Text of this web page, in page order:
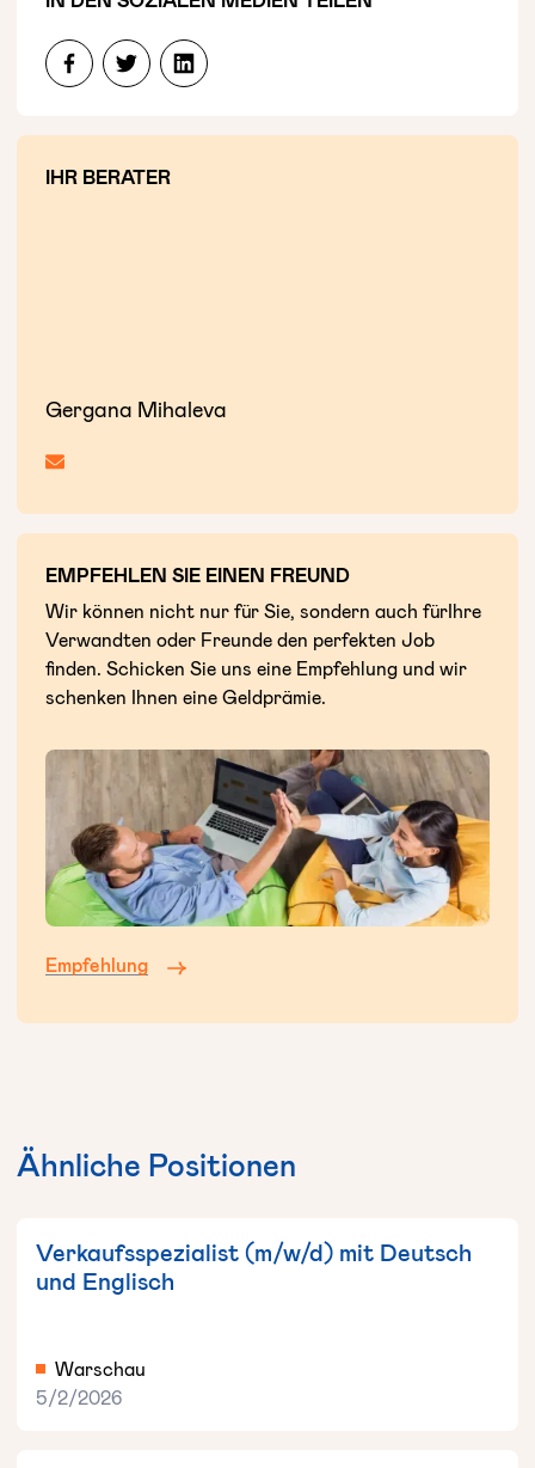
IHR BERATER
Gergana Mihaleva
EMPFEHLEN SIE EINEN FREUND
Wir können nicht nur für Sie, sondern auch fürIhre
Verwandten oder Freunde den perfekten Job
finden. Schicken Sie uns eine Empfehlung und wir
schenken Ihnen eine Geldprämie.
Empfehlung
Ähnliche Positionen
Verkaufsspezialist (m/w/d) mit Deutsch
und Englisch
Warschau
5/2/2026